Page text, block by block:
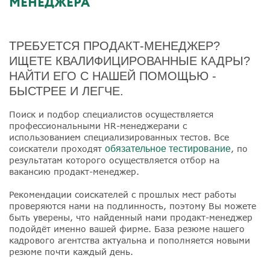
ТРЕБУЕТСЯ ПРОДАКТ-МЕНЕДЖЕР?
ИЩЕТЕ КВАЛИФИЦИРОВАННЫЕ КАДРЫ?
НАЙТИ ЕГО С НАШЕЙ ПОМОЩЬЮ -
БЫСТРЕЕ И ЛЕГЧЕ.
Поиск и подбор специалистов осуществляется
профессиональными HR-менеджерами с
использованием специализированных тестов. Все
соискатели проходят обязательное тестирование, по
результатам которого осуществляется отбор на
вакансию продакт-менеджер.
Рекомендации соискателей с прошлых мест работы
проверяются нами на подлинность, поэтому Вы можете
быть уверены, что найденный нами продакт-менеджер
подойдёт именно вашей фирме. База резюме нашего
кадрового агентства актуальна и пополняется новыми
резюме почти каждый день.